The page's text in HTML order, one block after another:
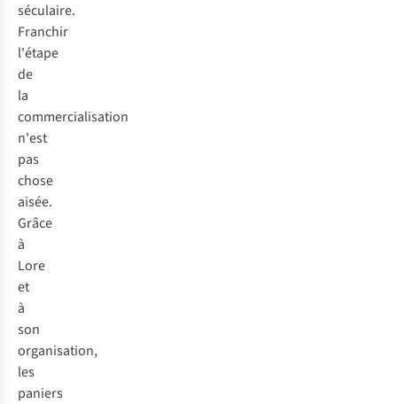
séculaire.
Franchir
l'étape
de
la
commercialisation
n'est
pas
chose
aisée.
Grâce
à
Lore
et
à
son
organisation,
les
paniers